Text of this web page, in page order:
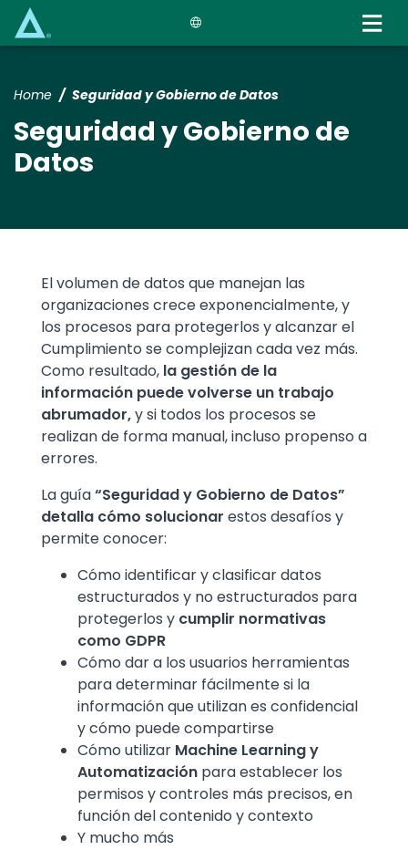
Home Seguridad y Gobierno de Datos
Seguridad y Gobierno de
Datos
Text
El volumen de datos que manejan las
organizaciones crece exponencialmente, y
los procesos para protegerlos y alcanzar el
Cumplimiento se complejizan cada vez más.
Como resultado, la gestión de la
información puede volverse un trabajo
abrumador,y si todos los procesos se
realizan de forma manual, incluso propenso a
errores.
La guía“Seguridad y Gobierno de Datos”
detalla cómo solucionar estos desafíos y
permite conocer:
Cómo identificar y clasificar datos
estructurados y no estructurados para
protegerlos y cumplir normativas
como GDPR
Cómo dar a los usuarios herramientas
para determinar fácilmente si la
información que utilizan es confidencial
y cómo puede compartirse
Cómo utilizar Machine Learning y
Automatización para establecer los
permisos y controles más precisos, en
función del contenido y contexto
Y mucho más